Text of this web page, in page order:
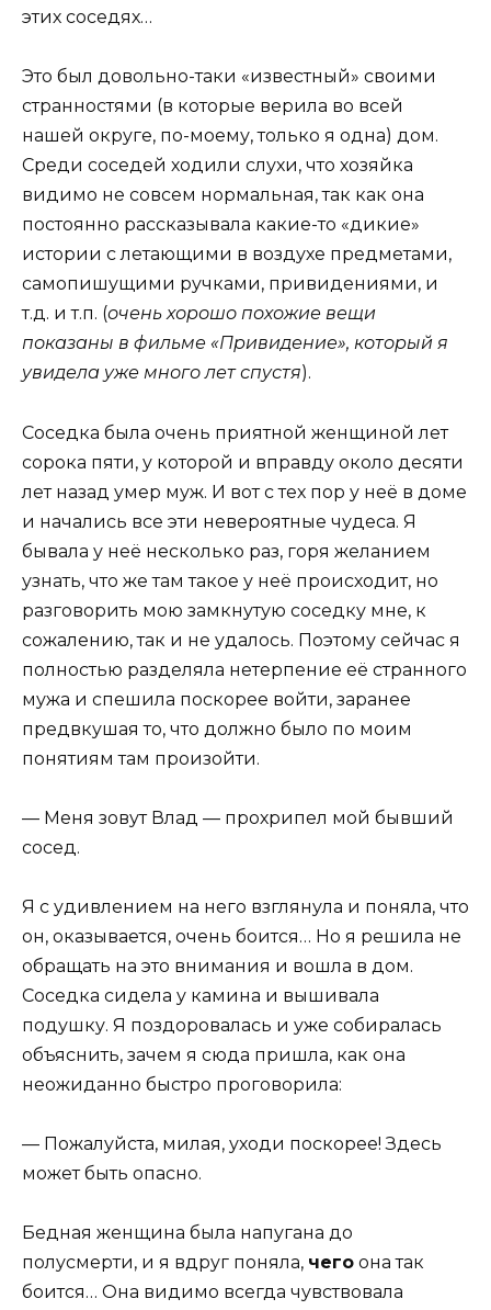
этих соседях…
Это был довольно-таки «известный» своими
странностями (в которые верила во всей
нашей округе, по-моему, только я одна) дом.
Среди соседей ходили слухи, что хозяйка
видимо не совсем нормальная, так как она
постоянно рассказывала какие-то «дикие»
истории с летающими в воздухе предметами,
самопишущими ручками, привидениями, и
т.д. и т.п. (очень хорошо похожие вещи
показаны в фильме «Привидение», который я
увидела уже много лет спустя).
Соседка была очень приятной женщиной лет
сорока пяти, у которой и вправду около десяти
лет назад умер муж. И вот с тех пор у неё в доме
и начались все эти невероятные чудеса. Я
бывала у неё несколько раз, горя желанием
узнать, что же там такое у неё происходит, но
разговорить мою замкнутую соседку мне, к
сожалению, так и не удалось. Поэтому сейчас я
полностью разделяла нетерпение её странного
мужа и спешила поскорее войти, заранее
предвкушая то, что должно было по моим
понятиям там произойти.
— Меня зовут Влад — прохрипел мой бывший
сосед.
Я с удивлением на него взглянула и поняла, что
он, оказывается, очень боится… Но я решила не
обращать на это внимания и вошла в дом.
Соседка сидела у камина и вышивала
подушку. Я поздоровалась и уже собиралась
объяснить, зачем я сюда пришла, как она
неожиданно быстро проговорила:
— Пожалуйста, милая, уходи поскорее! Здесь
может быть опасно.
Бедная женщина была напугана до
полусмерти, и я вдруг поняла, чего она так
боится… Она видимо всегда чувствовала